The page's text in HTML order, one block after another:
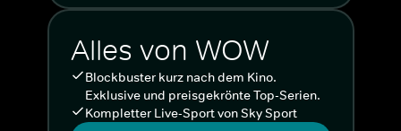
Alles von WOW
Blockbuster kurz nach dem Kino.
Exklusive und preisgekrönte Top-Serien.
Kompletter Live-Sport von Sky Sport